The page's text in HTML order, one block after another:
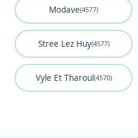
Modave(4577)
Stree Lez Huy(4577)
Vyle Et Tharoul(4570)